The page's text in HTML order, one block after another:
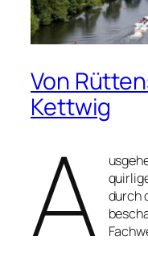
Von
Kettwig
A
durch